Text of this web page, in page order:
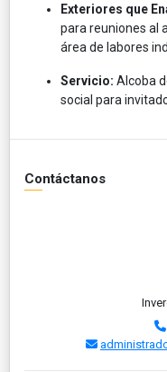
Exteriores que
para reuniones al
área de labores
Servicio: Alcoba
social para
Contáctanos